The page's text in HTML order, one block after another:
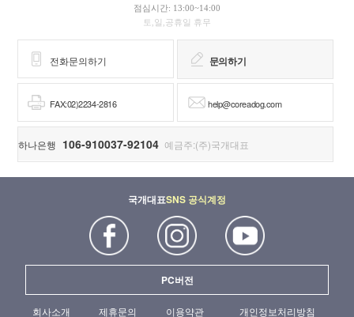
점심시간: 13:00~14:00
토,일,공휴일 휴무
전화문의하기 문의하기
FAX:02)2234-2816 help@coreadog.com
하나은행 106-910037-92104 예금주:(주)국개대표
국개대표SNS 공식계정
PC버전
회사소개 제휴문의 이용약관 개인정보처리방침